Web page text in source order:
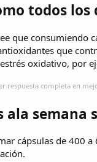
todos los
que
que
oxidativo, por
respuesta completa en
ala
cápsulas de 400